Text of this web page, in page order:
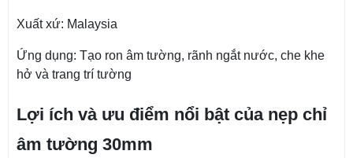
Xuất xứ: Malaysia
Ứng dụng: Tạo ron âm tường, rãnh ngắt nước, che khe
hở và trang trí tường
Lợi ích và ưu điểm nổi bật của nẹp chỉ
âm tường 30mm